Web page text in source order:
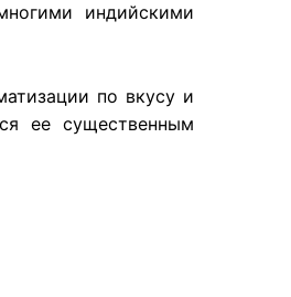
индийскими
по вкусу и
ее существенным